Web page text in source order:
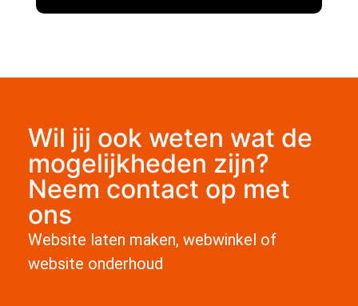
Wil jij ook weten wat de
mogelijkheden zijn?
Neem contact op met
ons
Website laten maken, webwinkel of
website onderhoud